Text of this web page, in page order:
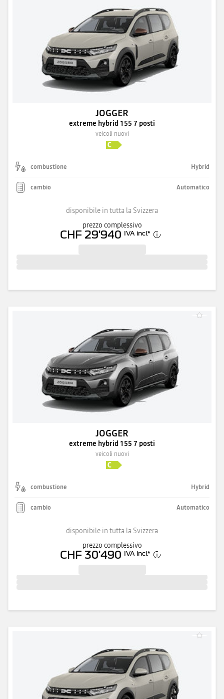
JOGGER
extreme hybrid 155 7 posti
veicoli nuovi
combustione Hybrid
cambio Automatico
disponibile in tutta la Svizzera
prezzo complessivo
CHF 29'940 IVA incl.*
JOGGER
extreme hybrid 155 7 posti
veicoli nuovi
combustione Hybrid
cambio Automatico
disponibile in tutta la Svizzera
prezzo complessivo
CHF 30'490 IVA incl.*